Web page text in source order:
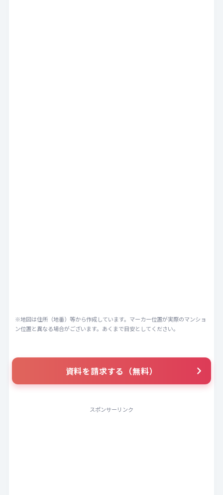
※地図は住所（地番）等から作成しています。マーカー位置が実際のマンショ
ン位置と異なる場合がございます。あくまで目安としてください。
資料を請求する（無料）
スポンサーリンク